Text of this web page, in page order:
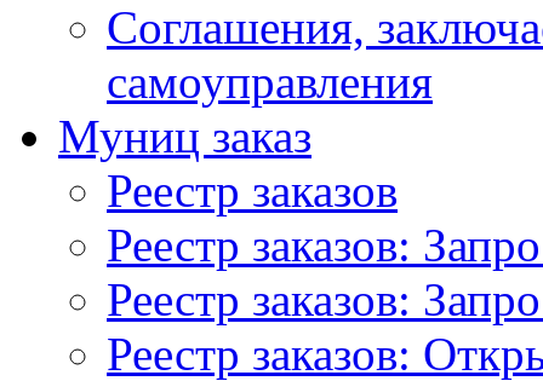
Соглашения,
самоуправления
Муниц заказ
Реестр заказов
Реестр заказов:
Реестр заказов:
Реестр заказов: